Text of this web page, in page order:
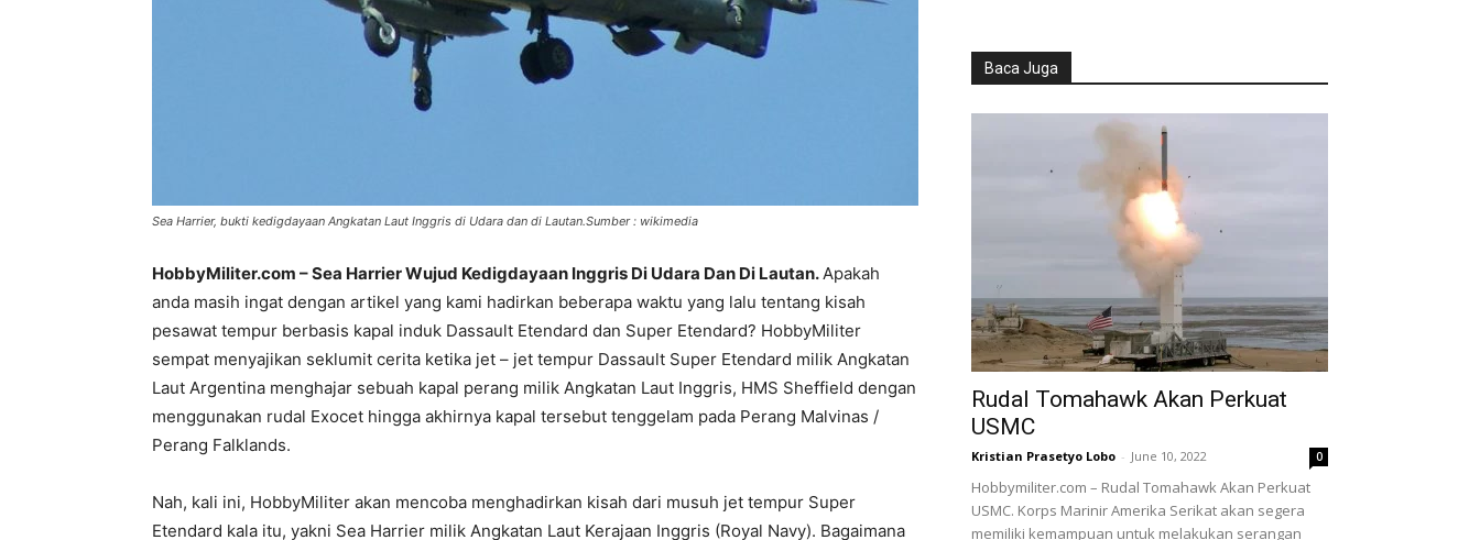
Sea Harrier, bukti kedigdayaan Angkatan Laut Inggris di Udara dan di Lautan.Sumber : wikimedia
HobbyMiliter.com – Sea Harrier Wujud Kedigdayaan Inggris Di Udara Dan Di Lautan.Apakah
anda masih ingat dengan artikel yang kami hadirkan beberapa waktu yang lalu tentang kisah
pesawat tempur berbasis kapal induk Dassault Etendard dan Super Etendard? HobbyMiliter
sempat menyajikan seklumit cerita ketika jet – jet tempur Dassault Super Etendard milik Angkatan
Laut Argentina menghajar sebuah kapal perang milik Angkatan Laut Inggris, HMS Sheffield dengan
menggunakan rudal Exocet hingga akhirnya kapal tersebut tenggelam pada Perang Malvinas /
Perang Falklands.
Nah, kali ini, HobbyMiliter akan mencoba menghadirkan kisah dari musuh jet tempur Super
Etendard kala itu, yakni Sea Harrier milik Angkatan Laut Kerajaan Inggris (Royal Navy). Bagaimana
Baca Juga
Rudal Tomahawk Akan Perkuat
USMC
Kristian Prasetyo Lobo - June 10, 2022 0
Hobbymiliter.com – Rudal Tomahawk Akan Perkuat
USMC. Korps Marinir Amerika Serikat akan segera
memiliki kemampuan untuk melakukan serangan